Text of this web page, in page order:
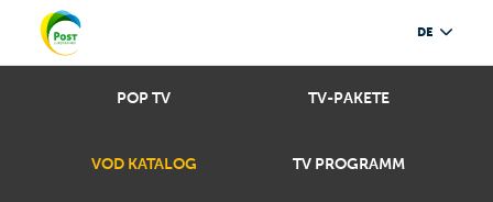
DE
POP TV TV-PAKETE
VOD KATALOG TV PROGRAMM